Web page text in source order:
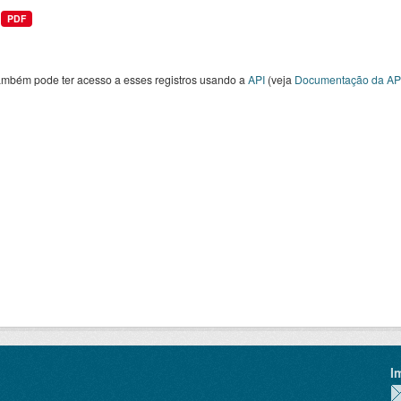
PDF
pode ter acesso a esses registros usando a API(veja Documentação da